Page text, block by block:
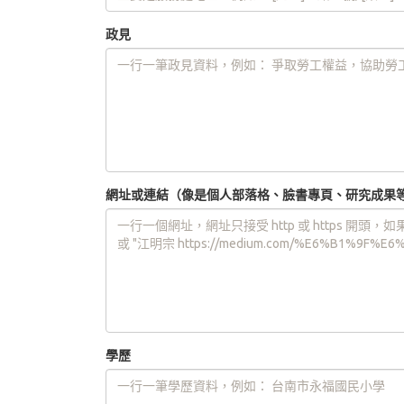
政見
網址或連結（像是個人部落格、臉書專頁、研究成果
學歷